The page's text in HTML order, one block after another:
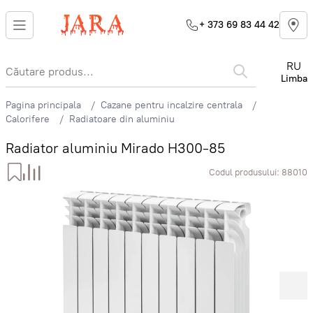
+ 373 69 83 44 42
RU
Limba
Pagina principala
Cazane pentru incalzire centrala
Calorifere
Radiatoare din aluminiu
Radiator aluminiu Mirado H300-85
Codul produsului: 88010